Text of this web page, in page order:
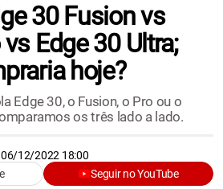
30 Fusion vs
Edge 30 Ultra;
hoje?
Edge 30, o Fusion, o Pro ou o
os três lado a lado.
06/12/2022 18:00
Seguir no YouTube